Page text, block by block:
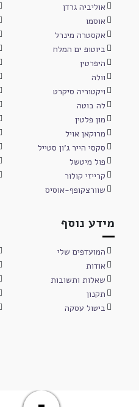
אוליביה גרדן
אוסמו
אקסטרה מינרל
ביוטופ ים המלח
היפרטין
וולה
ויקטוריה סיקרט
לה בוטה
מון פלטין
מרוקאן אויל
סקסי הייר ג'ון סטייל
פול מיטשל
קרייזי קולור
שוורצקופף-אוסיס
מידע נוסף
המועדפים שלי
אודות
שאלות ותשובות
תקנון
ביטול עסקה